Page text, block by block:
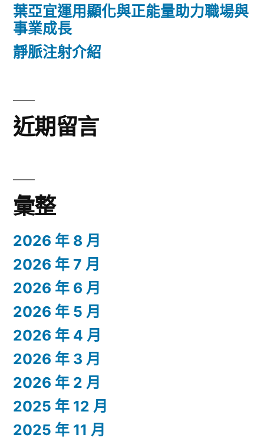
葉亞宜運用顯化與正能量助力職場與
事業成長
靜脈注射介紹
近期留言
彙整
2026 年 8 月
2026 年 7 月
2026 年 6 月
2026 年 5 月
2026 年 4 月
2026 年 3 月
2026 年 2 月
2025 年 12 月
2025 年 11 月